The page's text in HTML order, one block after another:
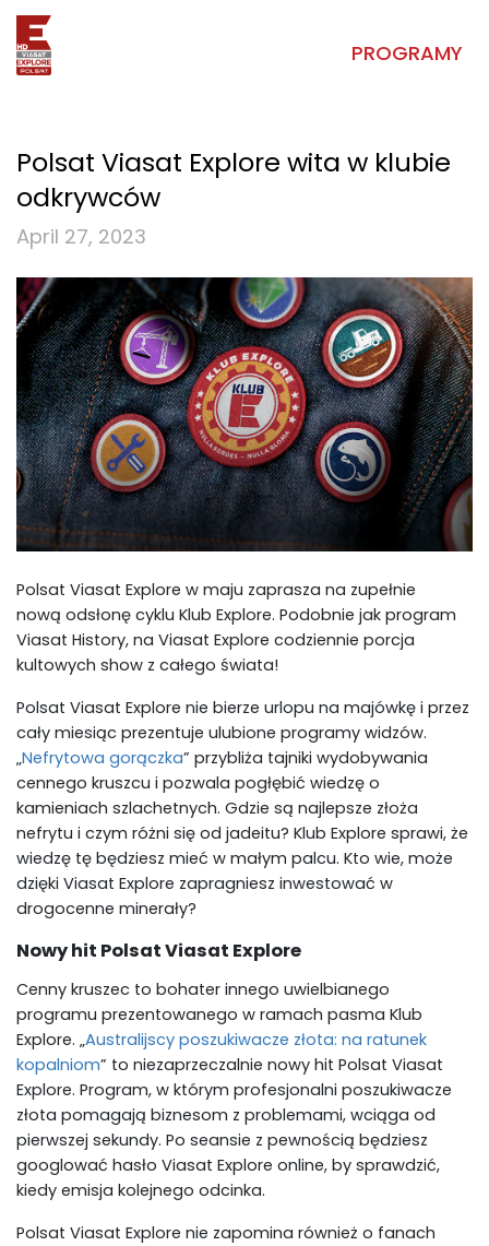
PROGRAMY
Polsat Viasat Explore wita w klubie
odkrywców
April 27, 2023
Polsat Viasat Explore w maju zaprasza na zupełnie
nową odsłonę cyklu Klub Explore. Podobnie jak program
Viasat History, na Viasat Explore codziennie porcja
kultowych show z całego świata!
Polsat Viasat Explore nie bierze urlopu na majówkę i przez
cały miesiąc prezentuje ulubione programy widzów.
„Nefrytowa gorączka” przybliża tajniki wydobywania
cennego kruszcu i pozwala pogłębić wiedzę o
kamieniach szlachetnych. Gdzie są najlepsze złoża
nefrytu i czym różni się od jadeitu? Klub Explore sprawi, że
wiedzę tę będziesz mieć w małym palcu. Kto wie, może
dzięki Viasat Explore zapragniesz inwestować w
drogocenne minerały?
Nowy hit Polsat Viasat Explore
Cenny kruszec to bohater innego uwielbianego
programu prezentowanego w ramach pasma Klub
Explore. „Australijscy poszukiwacze złota: na ratunek
kopalniom” to niezaprzeczalnie nowy hit Polsat Viasat
Explore. Program, w którym profesjonalni poszukiwacze
złota pomagają biznesom z problemami, wciąga od
pierwszej sekundy. Po seansie z pewnością będziesz
googlować hasło Viasat Explore online, by sprawdzić,
kiedy emisja kolejnego odcinka.
Polsat Viasat Explore nie zapomina również o fanach